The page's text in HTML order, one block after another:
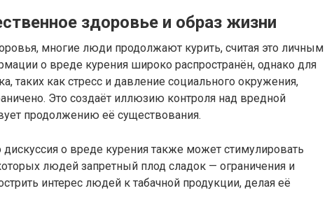
здоровье и образ жизни
многие люди продолжают курить, считая это личным
о вреде курения широко распространён, однако для
таких как стресс и давление социального окружения,
Это создаёт иллюзию контроля над вредной
продолжению её существования.
дискуссия о вреде курения также может стимулировать
людей запретный плод сладок — ограничения и
интерес людей к табачной продукции, делая её